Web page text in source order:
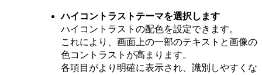
ハイコントラストテーマを選択します
ハイコントラストの配色を設定できます。
これにより、画面上の一部のテキストと画像の
色コントラストが高まります。
各項目がより明確に表示され、識別しやすくな